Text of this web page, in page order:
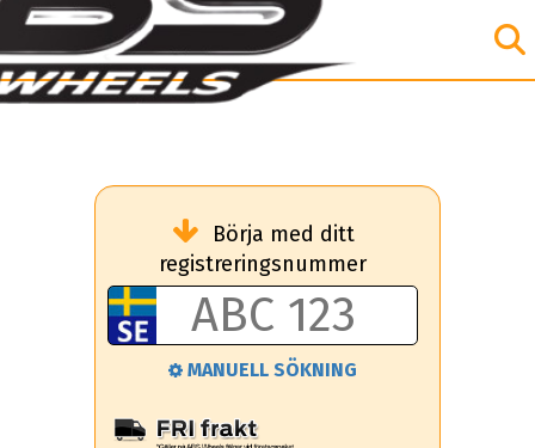
Börja med ditt
registreringsnummer
MANUELL SÖKNING